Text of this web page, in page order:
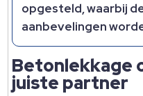
opgesteld, waarbij
aanbevelingen
Betonlekkage
juiste partner